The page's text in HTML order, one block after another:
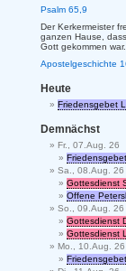
Psalm 65,9
Der Kerkermeister
ganzen Hause,
Gott gekommen war.
Apostelgeschichte
Heute
Friedensgebet
Demnächst
Fr., 07.Aug. 26
Sa., 08.Aug. 26
Gottesdienst
Offene
So., 09.Aug. 26
Gottesdienst
Gottesdienst
Mo., 10.Aug. 26